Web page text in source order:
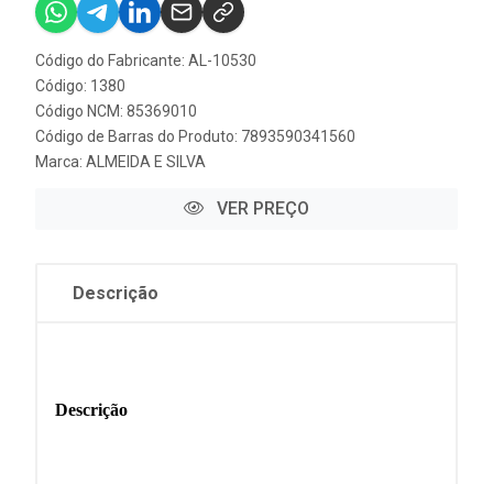
Código do Fabricante: AL-10530
Código: 1380
Código NCM: 85369010
Código de Barras do Produto: 7893590341560
Marca: ALMEIDA E SILVA
VER PREÇO
Descrição
Descrição